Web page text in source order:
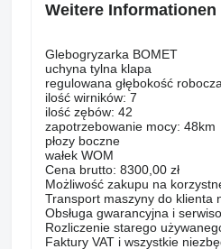
Weitere
Glebogryzarka BOMET
uchyna tylna klapa
regulowana głębokość
ilość wirników: 7
ilość zębów: 42
zapotrzebowanie mocy: 48km
płozy boczne
wałek WOM
Cena brutto: 8300,00 zł
Możliwość zakupu na
Transport maszyny do klienta
Obsługa gwarancyjna i
Rozliczenie starego
Faktury VAT i wszystkie